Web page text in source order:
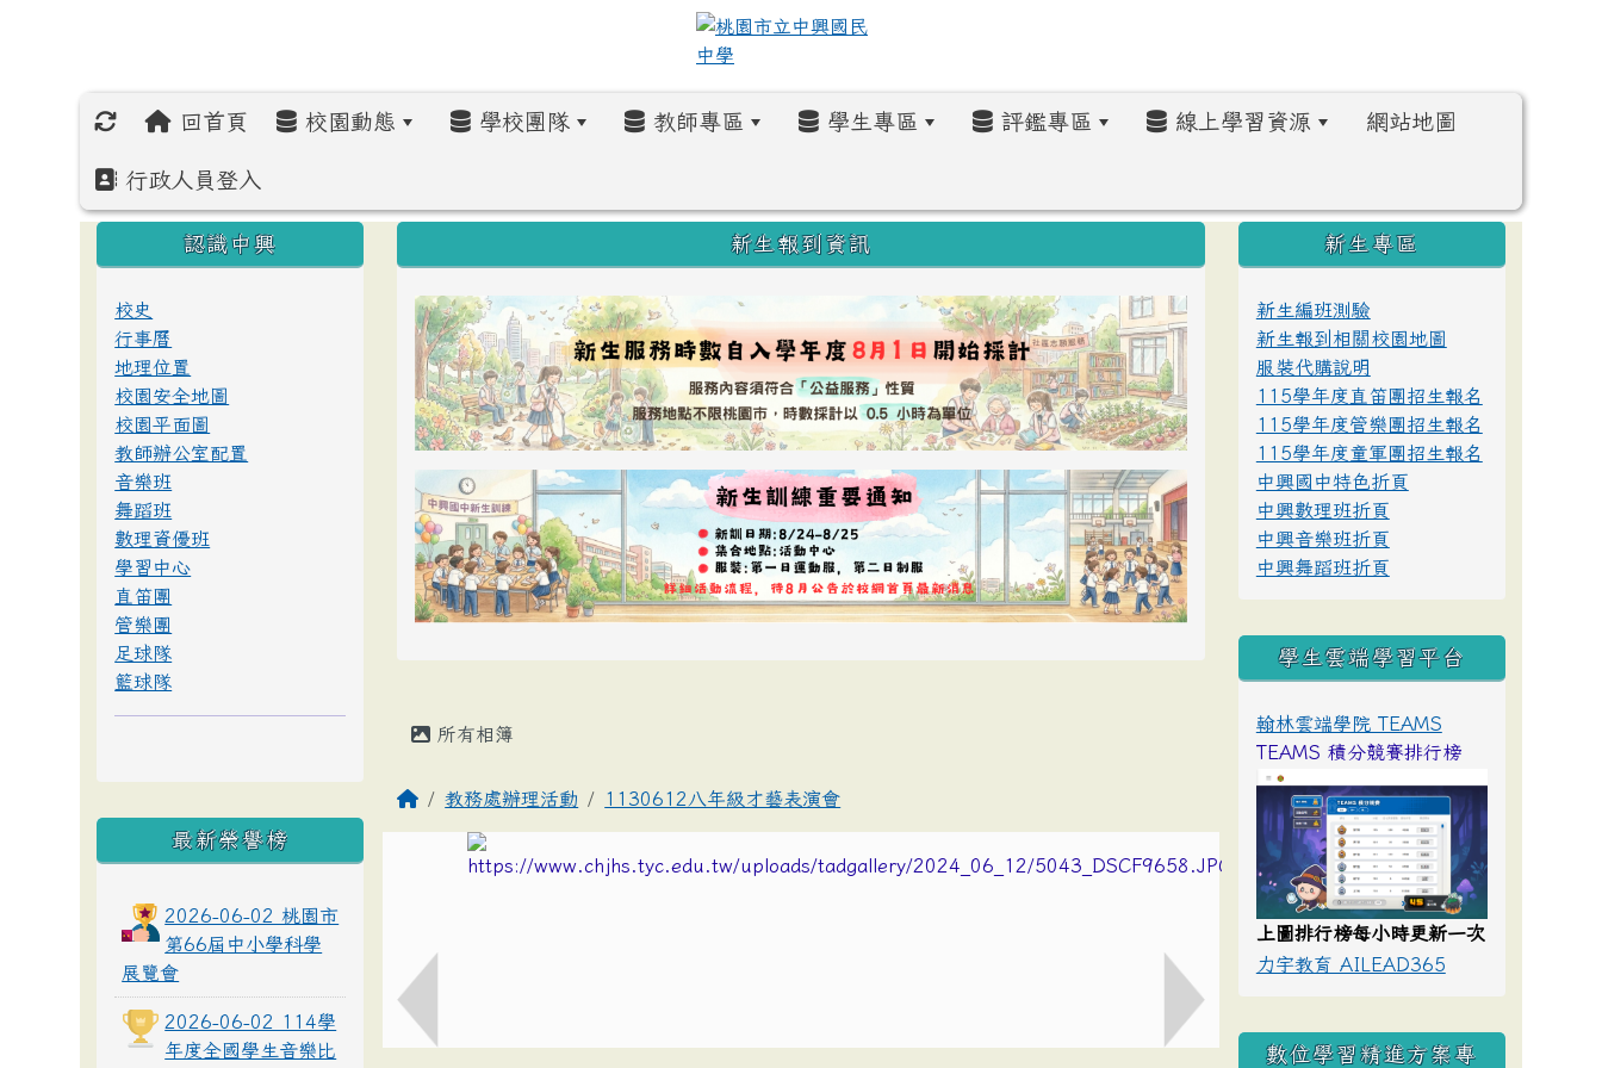
回首頁 校園動態 學校團隊 教師專區 學生專區 評鑑專區 線上學習資源 網站地圖
行政人員登入
:::
新生報到資訊
所有相簿
教務處辦理活動 1130612八年級才藝表演會
:::
認識中興
校史
行事曆
地理位置
校園安全地圖
校園平面圖
教師辦公室配置
音樂班
舞蹈班
數理資優班
學習中心
直笛團
管樂團
足球隊
籃球隊
最新榮譽榜
2026-06-02 桃園市
第66屆中小學科學
展覽會
2026-06-02 114學
年度全國學生音樂比
:::
新生專區
新生編班測驗
新生報到相關校園地圖
服裝代購說明
115學年度直笛團招生報名
115學年度管樂團招生報名
115學年度童軍團招生報名
中興國中特色折頁
中興數理班折頁
中興音樂班折頁
中興舞蹈班折頁
學生雲端學習平台
翰林雲端學院 TEAMS
TEAMS 積分競賽排行榜
上圖排行榜每小時更新一次
力宇教育 AILEAD365
數位學習精進方案專